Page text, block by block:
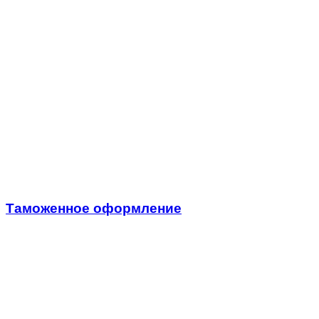
Таможенное оформление